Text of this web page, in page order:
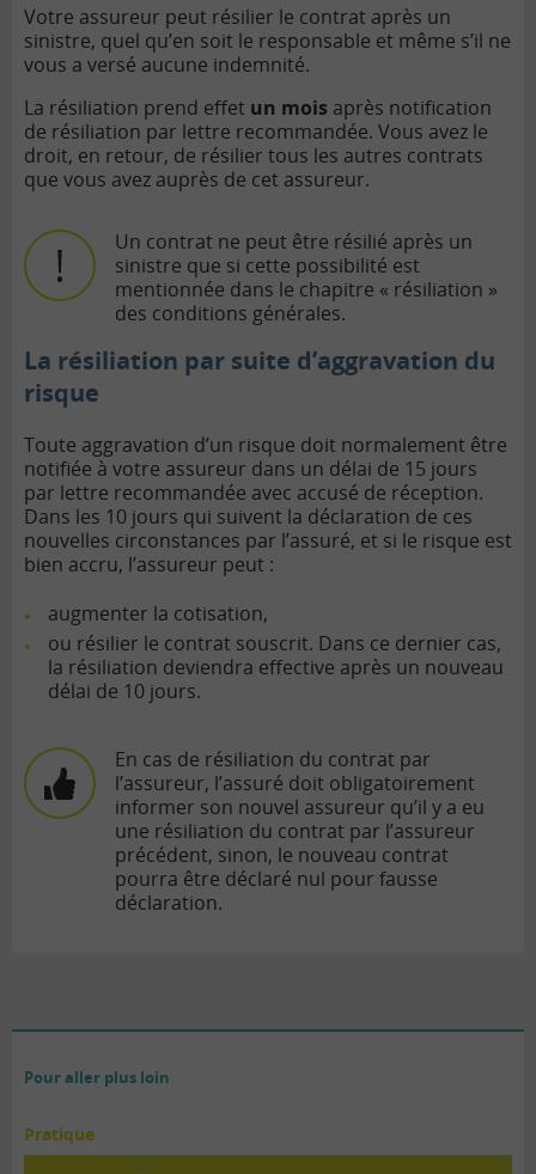
Votre assureur peut résilier le contrat après un
sinistre, quel qu’en soit le responsable et même s’il ne
vous a versé aucune indemnité.
La résiliation prend effet un mois après notification
de résiliation par lettre recommandée. Vous avez le
droit, en retour, de résilier tous les autres contrats
que vous avez auprès de cet assureur.
Un contrat ne peut être résilié après un
sinistre que si cette possibilité est
mentionnée dans le chapitre « résiliation »
des conditions générales.
La résiliation par suite d’aggravation du
risque
Toute aggravation d’un risque doit normalement être
notifiée à votre assureur dans un délai de 15 jours
par lettre recommandée avec accusé de réception.
Dans les 10 jours qui suivent la déclaration de ces
nouvelles circonstances par l’assuré, et si le risque est
bien accru, l’assureur peut :
augmenter la cotisation,
ou résilier le contrat souscrit. Dans ce dernier cas,
la résiliation deviendra effective après un nouveau
délai de 10 jours.
En cas de résiliation du contrat par
l’assureur, l’assuré doit obligatoirement
informer son nouvel assureur qu’il y a eu
une résiliation du contrat par l’assureur
précédent, sinon, le nouveau contrat
pourra être déclaré nul pour fausse
déclaration.
Pour aller plus loin
Pratique